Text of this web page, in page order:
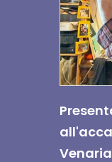
Venaria